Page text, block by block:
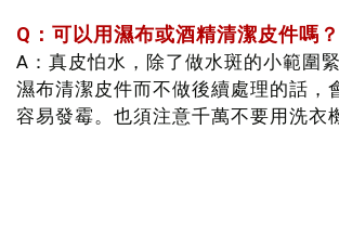
Q：可以用濕布或酒精清潔皮件嗎？
A：真皮怕水，除了做水斑的小範圍
濕布清潔皮件而不做後續處理的話，
容易發霉。也須注意千萬不要用洗衣